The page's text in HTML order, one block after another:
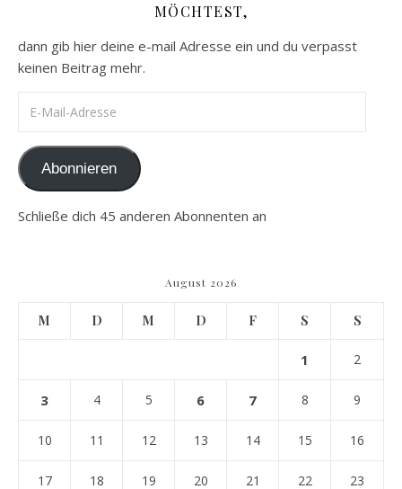
MÖCHTEST,
dann gib hier deine e-mail Adresse ein und du verpasst
keinen Beitrag mehr.
Abonnieren
Schließe dich 45 anderen Abonnenten an
August 2026
M D M D F S S
1 2
3 4 5 6 7 8 9
10 11 12 13 14 15 16
17 18 19 20 21 22 23